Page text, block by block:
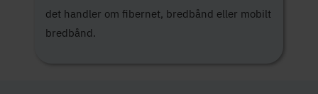
det handler om fibernet, bredbånd eller mobilt
bredbånd.